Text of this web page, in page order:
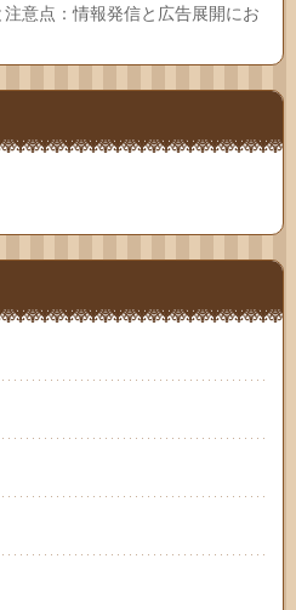
意点：情報発信と広告展開にお